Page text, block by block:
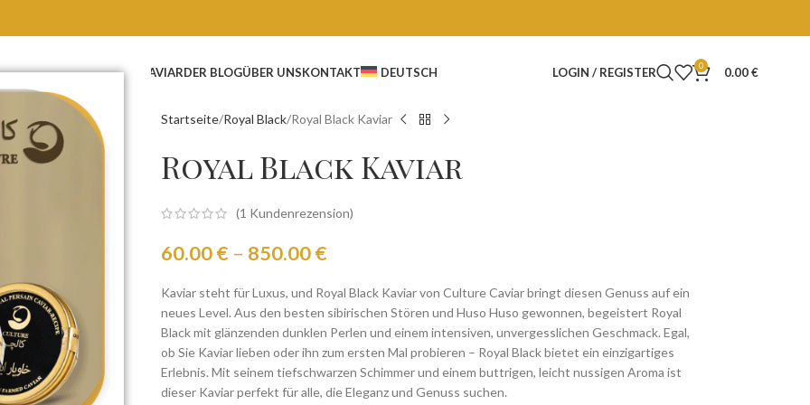
GROSSHANDEL KAVIAR DER BLOGÜBER UNSKONTAKT DEUTSCH LOGIN / REGISTER 0 0.00€
Startseite Royal Black Royal Black Kaviar
Royal Black Kaviar
(1 Kundenrezension)
60.00€ – 850.00€
Kaviar steht für Luxus, und Royal Black Kaviar von Culture Caviar bringt diesen Genuss auf ein
neues Level. Aus den besten sibirischen Stören und Huso Huso gewonnen, begeistert Royal
Black mit glänzenden dunklen Perlen und einem intensiven, unvergesslichen Geschmack. Egal,
ob Sie Kaviar lieben oder ihn zum ersten Mal probieren – Royal Black bietet ein einzigartiges
Erlebnis. Mit seinem tiefschwarzen Schimmer und einem buttrigen, leicht nussigen Aroma ist
dieser Kaviar perfekt für alle, die Eleganz und Genuss suchen.